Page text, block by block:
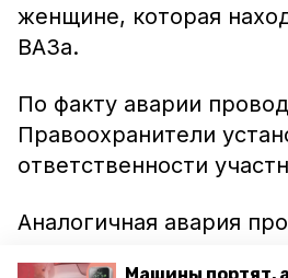
женщине, которая
ВАЗа.
По факту аварии
Правоохранители
ответственности
Аналогичная авария